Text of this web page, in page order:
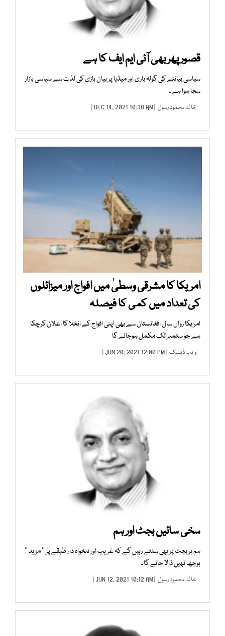
قصور پھر بھی آئی ایم ایف کا ہے
سیاسی بیانئے کی گولہ باری اور میڈیا پر بیان بازی کی لذت سے سیاسی بازار
سجا ہوا ہے۔
خالد محمود رسول | DEC 14, 2021 10:38 AM |
امریکا کا مشرقی وسطیٰ میں افواج اور میزائلوں
کی تعداد میں کمی کا فیصلہ
امریکا رواں سال افغانستان سے بھی اپنی افواج کے انخلا کا اعلان کرچکا
ہے جو ستمبر تک مکمل ہوجائے گا
ویب ڈیسک | JUN 20, 2021 12:00 PM |
سخی سائیں بجٹ اور ہم
ہم ہر بجٹ پر یہی سنتے رہیں گے کہ غریب اور تنخواہ دار طبقے پر ’’ مزید ‘‘
بوجھ نہیں ڈالا جائے گا۔
خالد محمود رسول | JUN 12, 2021 10:12 AM |